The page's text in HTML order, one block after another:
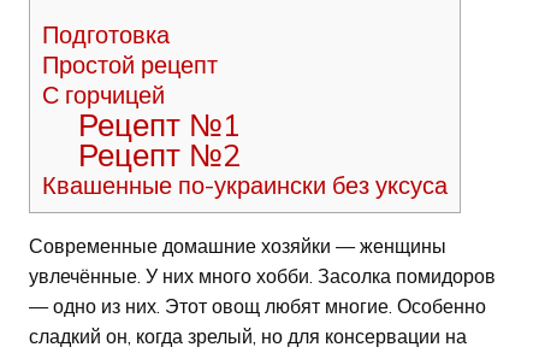
Подготовка
Простой рецепт
С горчицей
Рецепт №1
Рецепт №2
Квашенные по-украински без уксуса
Современные домашние хозяйки — женщины
увлечённые. У них много хобби. Засолка помидоров
— одно из них. Этот овощ любят многие. Особенно
сладкий он, когда зрелый, но для консервации на